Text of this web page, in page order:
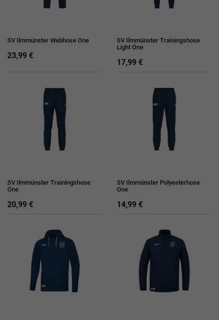
SV Ilmmünster Webhose One
23,99 €
SV Ilmmünster Trainingshose
Light One
17,99 €
SV Ilmmünster Trainingshose
One
20,99 €
SV Ilmmünster Polyesterhose
One
14,99 €